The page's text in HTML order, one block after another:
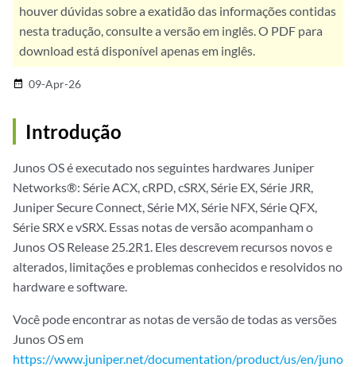
houver dúvidas sobre a exatidão das informações contidas
nesta tradução, consulte a versão em inglês. O PDF para
download está disponível apenas em inglês.
date_range 09-Apr-26
Introdução
Junos OS é executado nos seguintes hardwares Juniper
Networks®: Série ACX, cRPD, cSRX, Série EX, Série JRR,
Juniper Secure Connect, Série MX, Série NFX, Série QFX,
Série SRX e vSRX. Essas notas de versão acompanham o
Junos OS Release 25.2R1. Eles descrevem recursos novos e
alterados, limitações e problemas conhecidos e resolvidos no
hardware e software.
Você pode encontrar as notas de versão de todas as versões
Junos OS em
https://www.juniper.net/documentation/product/us/en/juno